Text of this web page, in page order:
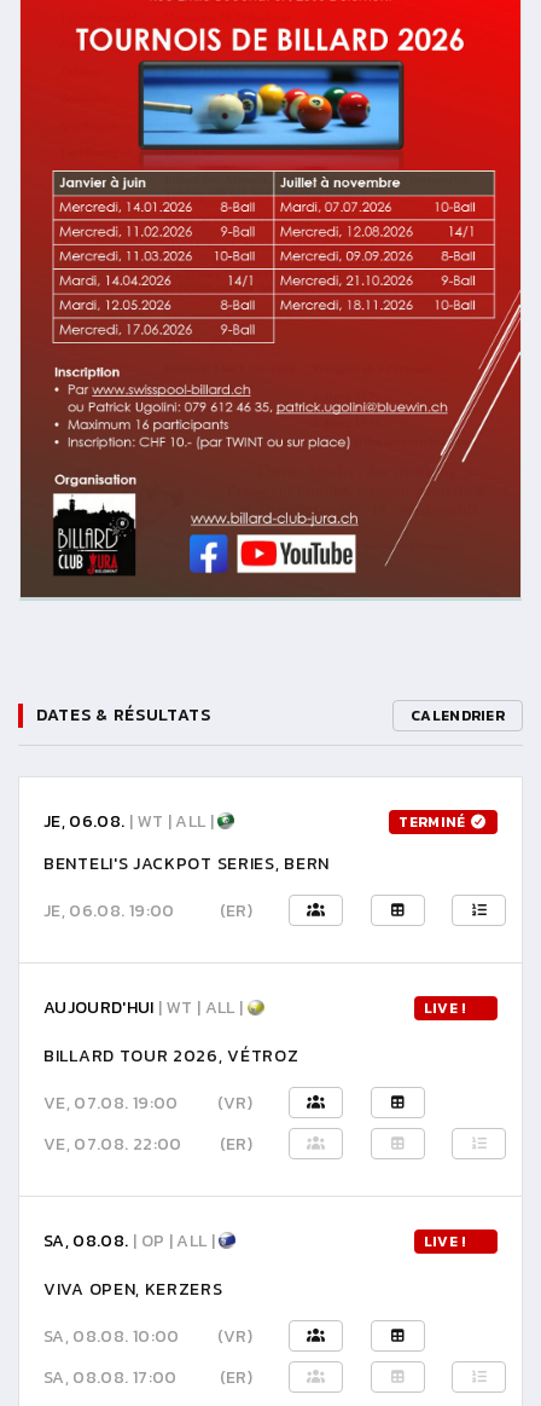
DATES & RÉSULTATS CALENDRIER
JE, 06.08. | WT | ALL | TERMINÉ
BENTELI'S JACKPOT SERIES, BERN
JE, 06.08. 19:00
(ER)
AUJOURD'HUI | WT | ALL | LIVE !
BILLARD TOUR 2026, VÉTROZ
VE, 07.08. 19:00
(VR)
VE, 07.08. 22:00
(ER)
SA, 08.08. | OP | ALL | LIVE !
VIVA OPEN, KERZERS
SA, 08.08. 10:00
(VR)
SA, 08.08. 17:00
(ER)